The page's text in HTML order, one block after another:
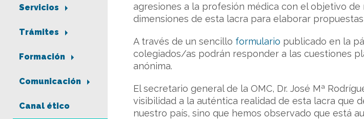
Servicios
Trámites
Formación
Comunicación
Canal ético
agresiones a la profesión médica con el objetivo
dimensiones de esta lacra para elaborar
A través de un sencillo formulario publicado en la
colegiados/as podrán responder a las cuestiones
anónima.
El secretario general de la OMC, Dr. José Mª
visibilidad a la auténtica realidad de esta lacra que
nuestro país, sino que hemos observado que está